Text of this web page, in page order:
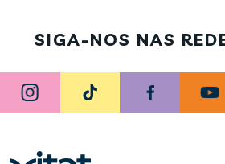
SIGA-NOS NAS